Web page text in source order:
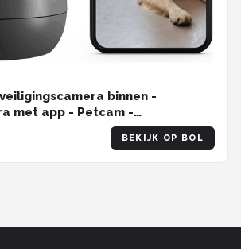
binnen -
met app - Petcam -
- Met WiFi APP - 2K 3MP Ultra HD
en geluidsdetectie - Indoor
BEKIJK OP BOL